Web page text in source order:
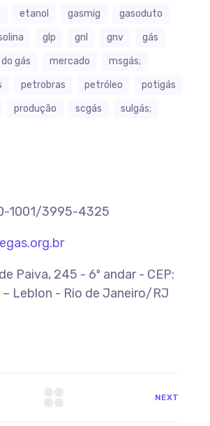
etanol gasmig
gasoduto
glp gnl gnv
gás
do gás mercado
msgás;
petrobras petróleo
potigás
produção scgás
sulgás;
1001/3995-4325
Paiva, 245 - 6º andar - CEP:
Leblon - Rio de Janeiro/RJ
NEXT